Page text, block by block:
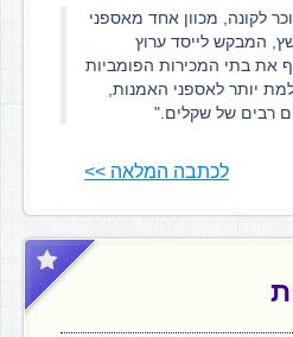
לקונה, מכוון אחד מאספני
המבקש לייסד ערוץ
את בתי המכירות הפומביות
יותר לאספני האמנות,
רבים של שקלים."
לכתבה המלאה >>